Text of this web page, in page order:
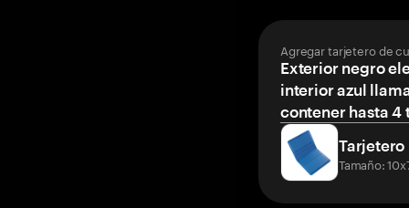
Agregar tarjetero de
Exterior negro
interior azul
contener hasta 4
Tarjetero
Tamaño: